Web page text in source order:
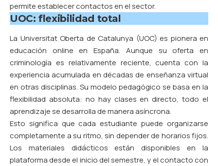
permite establecer contactos en el sector.
UOC: flexibilidad total
La Universitat Oberta de Catalunya (UOC) es pionera en
educación online en España. Aunque su oferta en
criminología es relativamente reciente, cuenta con la
experiencia acumulada en décadas de enseñanza virtual
en otras disciplinas. Su modelo pedagógico se basa en la
flexibilidad absoluta: no hay clases en directo, todo el
aprendizaje se desarrolla de manera asíncrona.
Esto significa que cada estudiante puede organizarse
completamente a su ritmo, sin depender de horarios fijos.
Los materiales didácticos están disponibles en la
plataforma desde el inicio del semestre, y el contacto con